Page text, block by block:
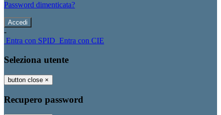
Password dimenticata?
-
Entra con SPID Entra con CIE
Seleziona utente
button close ×
Recupero password